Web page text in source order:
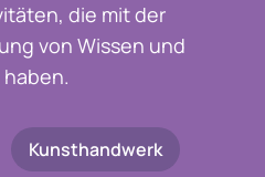
die mit der
von Wissen und
Kunsthandwerk